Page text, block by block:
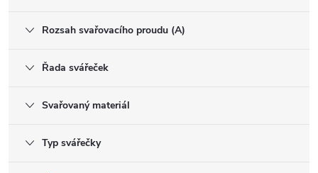
Rozsah svařovacího proudu (A)
Řada svářeček
Svařovaný materiál
Typ svářečky